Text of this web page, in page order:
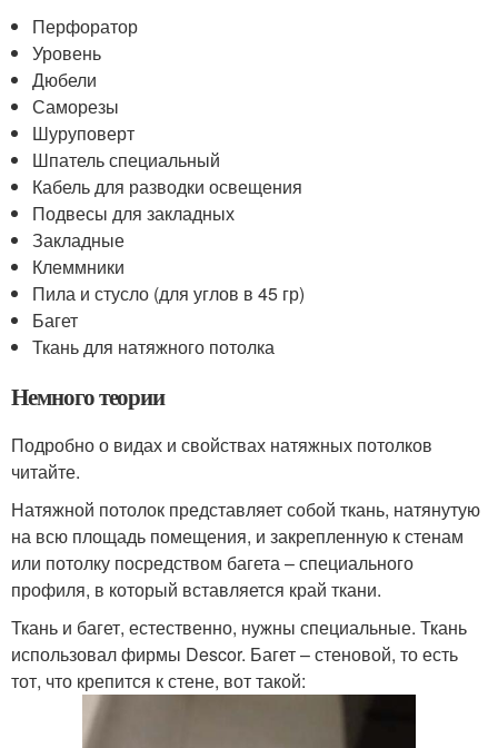
Перфоратор
Уровень
Дюбели
Саморезы
Шуруповерт
Шпатель специальный
Кабель для разводки освещения
Подвесы для закладных
Закладные
Клеммники
Пила и стусло (для углов в 45 гр)
Багет
Ткань для натяжного потолка
Немного теории
Подробно о видах и свойствах натяжных потолков
читайте.
Натяжной потолок представляет собой ткань, натянутую
на всю площадь помещения, и закрепленную к стенам
или потолку посредством багета – специального
профиля, в который вставляется край ткани.
Ткань и багет, естественно, нужны специальные. Ткань
использовал фирмы Descor. Багет – стеновой, то есть
тот, что крепится к стене, вот такой: